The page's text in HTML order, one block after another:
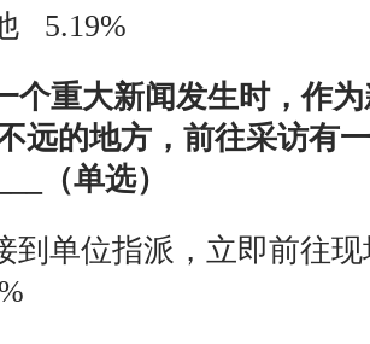
5.19%
重大新闻发生时，作为
远的地方，前往采访有
（单选）
单位指派，立即前往现